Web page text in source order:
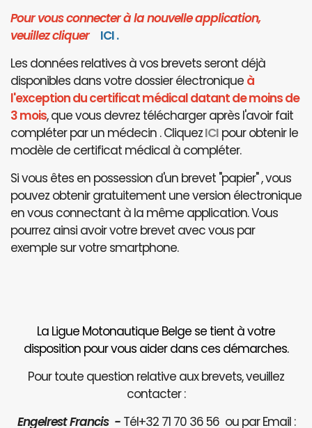
Pour vous connecter à la nouvelle application,
veuillez cliquer ICI.
Les données relatives à vos brevets seront déjà
disponibles dans votre dossier électronique à
l'exception du certificat médical datant de moins de
3 mois, que vous devrez télécharger après l'avoir fait
compléter par un médecin . CliquezICI pour obtenir le
modèle de certificat médical à compléter.
Si vous êtes en possession d'un brevet "papier" , vous
pouvez obtenir gratuitement une version électronique
en vous connectant à la même application. Vous
pourrez ainsi avoir votre brevet avec vous par
exemple sur votre smartphone.
La Ligue Motonautique Belge se tient à votre
disposition pour vous aider dans ces démarches.
Pour toute question relative aux brevets, veuillez
contacter :
Engelrest Francis -Tél+32 71 70 36 56 ou par Email :